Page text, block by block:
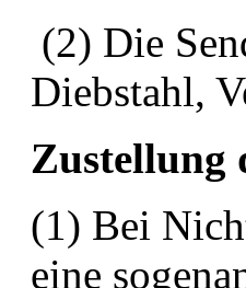
(2) Die
Diebstahl,
Zustellung
(1) Bei
eine